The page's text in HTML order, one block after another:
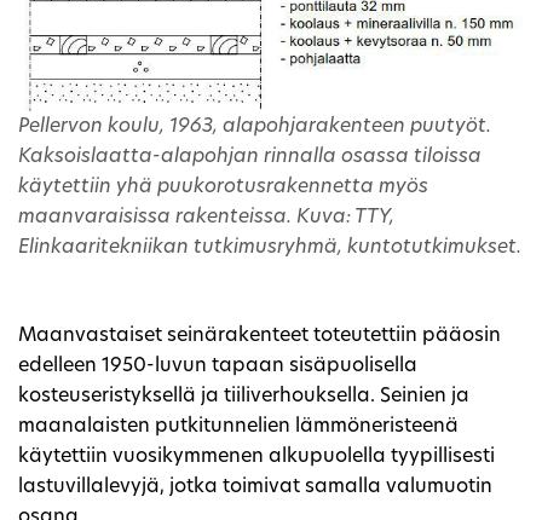
Pellervon koulu, 1963, alapohjarakenteen puutyöt.
Kaksoislaatta-alapohjan rinnalla osassa tiloissa
käytettiin yhä puukorotusrakennetta myös
maanvaraisissa rakenteissa. Kuva: TTY,
Elinkaaritekniikan tutkimusryhmä, kuntotutkimukset.
Maanvastaiset seinärakenteet toteutettiin pääosin
edelleen 1950-luvun tapaan sisäpuolisella
kosteuseristyksellä ja tiiliverhouksella. Seinien ja
maanalaisten putkitunnelien lämmöneristeenä
käytettiin vuosikymmenen alkupuolella tyypillisesti
lastuvillalevyjä, jotka toimivat samalla valumuotin